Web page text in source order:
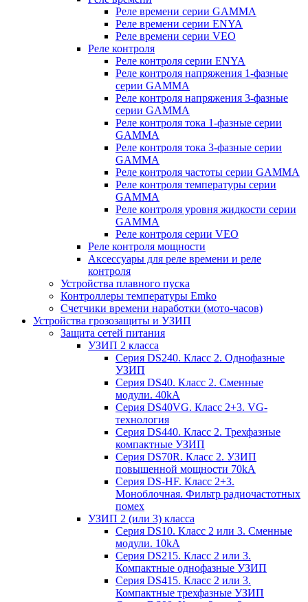
Реле времени серии GAMMA
Реле времени серии ENYA
Реле времени серии VEO
Реле контроля
Реле контроля серии ENYA
Реле контроля напряжения 1-фазные
серии GAMMA
Реле контроля напряжения 3-фазные
серии GAMMA
Реле контроля тока 1-фазные серии
GAMMA
Реле контроля тока 3-фазные серии
GAMMA
Реле контроля частоты серии GAMMA
Реле контроля температуры серии
GAMMA
Реле контроля уровня жидкости серии
GAMMA
Реле контроля серии VEO
Реле контроля мощности
Аксессуары для реле времени и реле
контроля
Устройства плавного пуска
Контроллеры температуры Emko
Счетчики времени наработки (мото-часов)
Устройства грозозащиты и УЗИП
Защита сетей питания
УЗИП 2 класса
Серия DS240. Класс 2. Однофазные
УЗИП
Серия DS40. Класс 2. Сменные
модули. 40kA
Серия DS40VG. Класс 2+3. VG-
технология
Серия DS440. Класс 2. Трехфазные
компактные УЗИП
Серия DS70R. Класс 2. УЗИП
повышенной мощности 70kA
Серия DS-HF. Класс 2+3.
Моноблочная. Фильтр радиочастотных
помех
УЗИП 2 (или 3) класса
Серия DS10. Класс 2 или 3. Сменные
модули. 10kA
Серия DS215. Класс 2 или 3.
Компактные однофазные УЗИП
Серия DS415. Класс 2 или 3.
Компактные трехфазные УЗИП